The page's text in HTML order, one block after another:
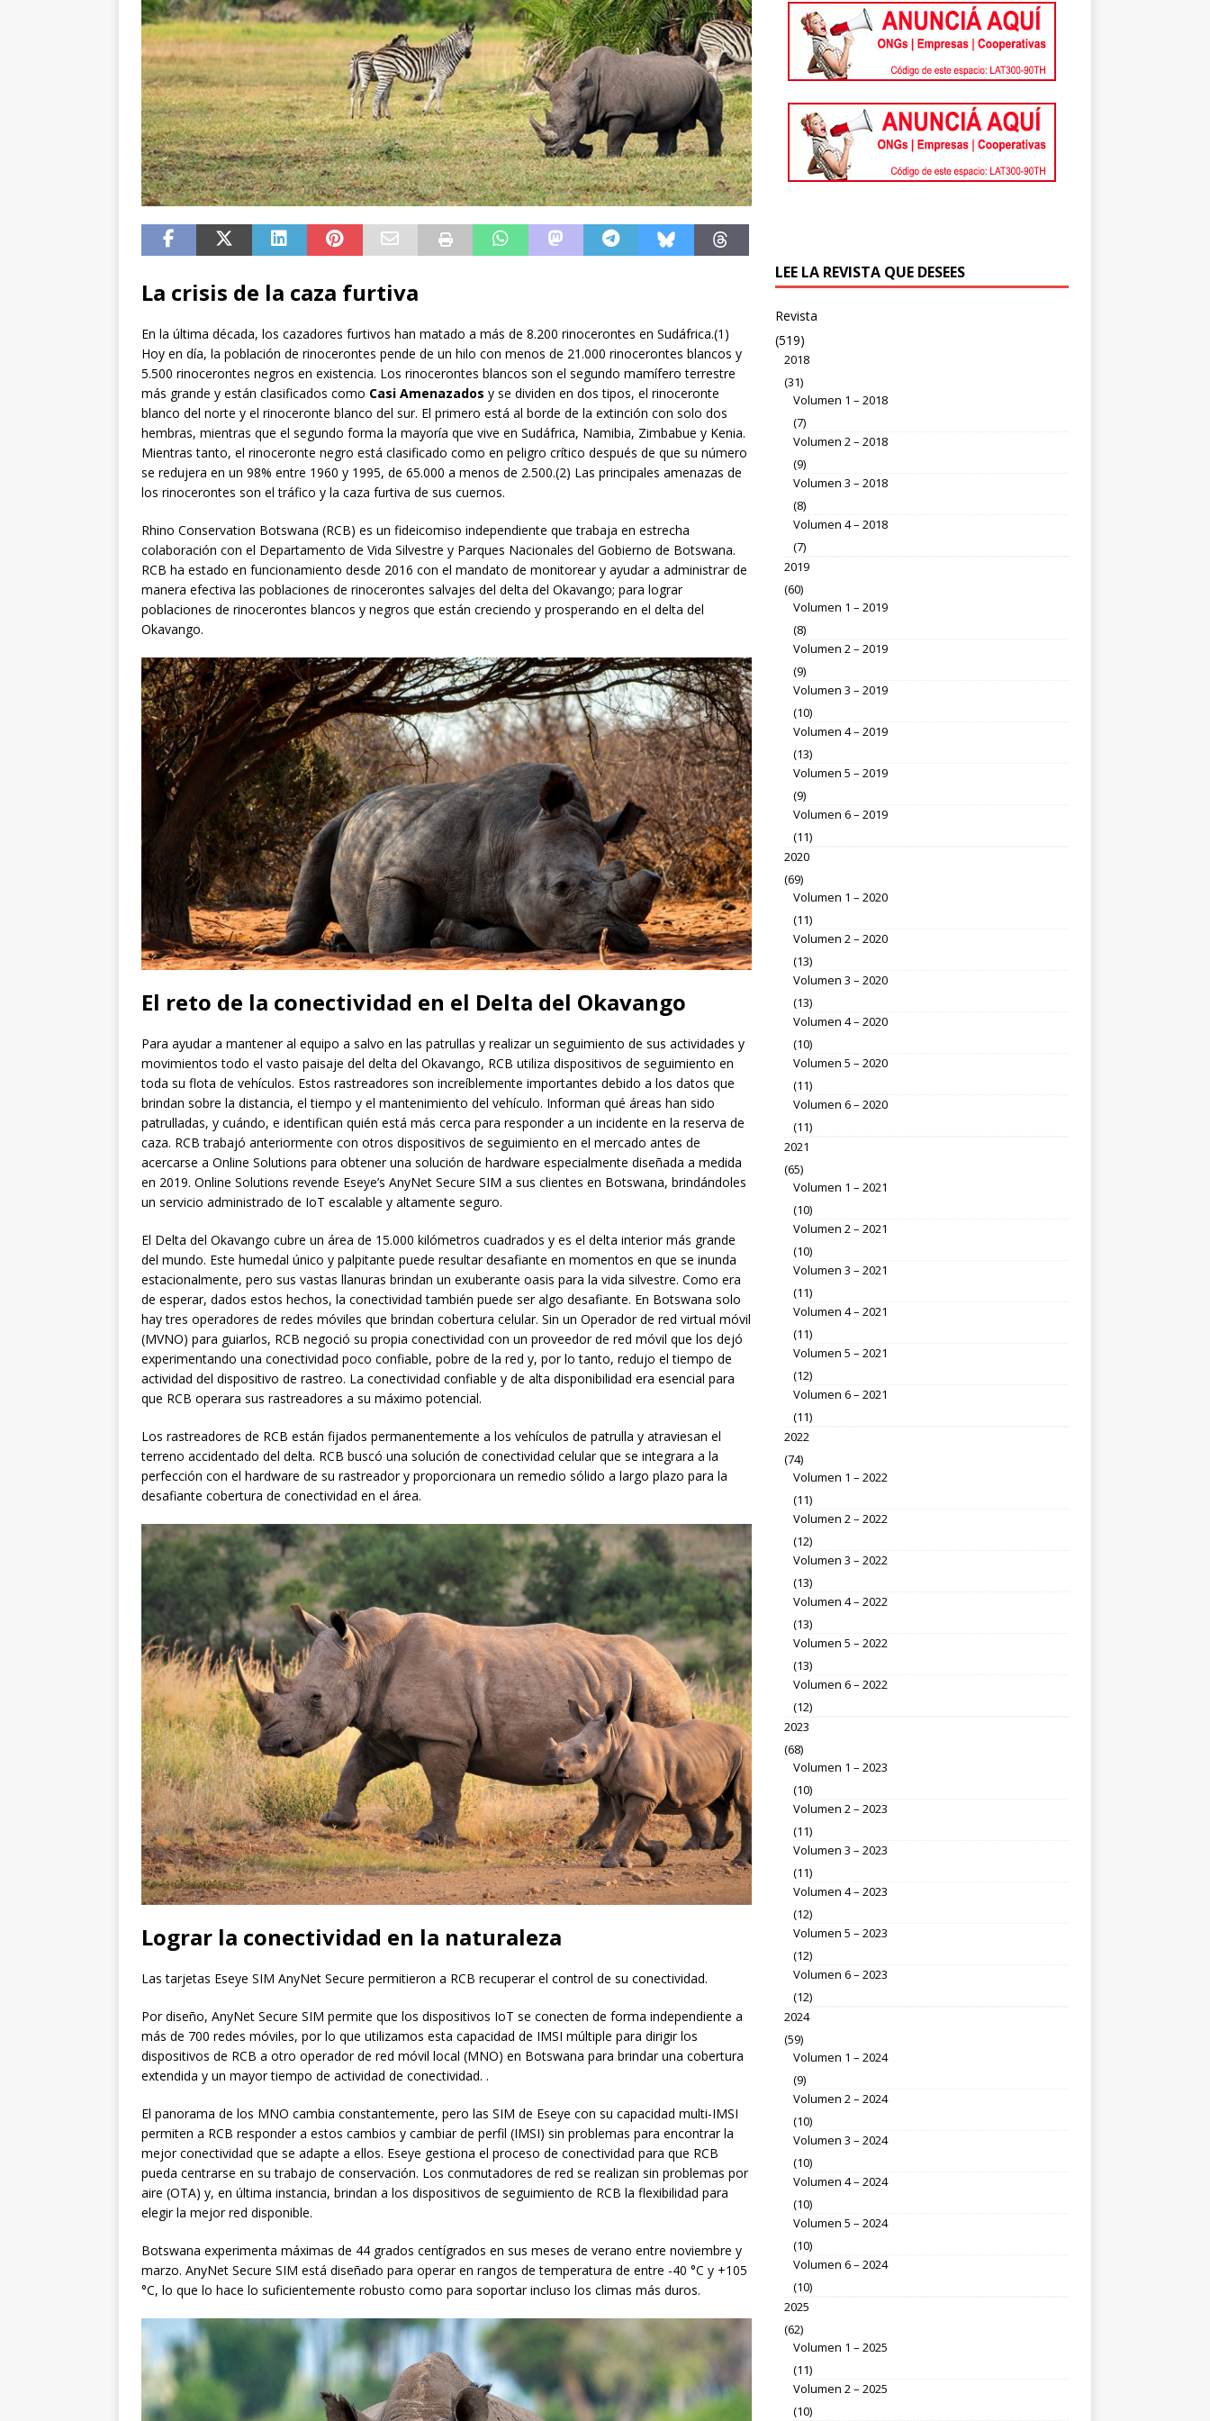
La crisis de la caza furtiva
En la última década, los cazadores furtivos han matado a más de 8.200 rinocerontes en Sudáfrica.(1)
Hoy en día, la población de rinocerontes pende de un hilo con menos de 21.000 rinocerontes blancos y
5.500 rinocerontes negros en existencia. Los rinocerontes blancos son el segundo mamífero terrestre
más grande y están clasificados como Casi Amenazados y se dividen en dos tipos, el rinoceronte
blanco del norte y el rinoceronte blanco del sur. El primero está al borde de la extinción con solo dos
hembras, mientras que el segundo forma la mayoría que vive en Sudáfrica, Namibia, Zimbabue y Kenia.
Mientras tanto, el rinoceronte negro está clasificado como en peligro crítico después de que su número
se redujera en un 98% entre 1960 y 1995, de 65.000 a menos de 2.500.(2) Las principales amenazas de
los rinocerontes son el tráfico y la caza furtiva de sus cuernos.
Rhino Conservation Botswana (RCB) es un fideicomiso independiente que trabaja en estrecha
colaboración con el Departamento de Vida Silvestre y Parques Nacionales del Gobierno de Botswana.
RCB ha estado en funcionamiento desde 2016 con el mandato de monitorear y ayudar a administrar de
manera efectiva las poblaciones de rinocerontes salvajes del delta del Okavango; para lograr
poblaciones de rinocerontes blancos y negros que están creciendo y prosperando en el delta del
Okavango.
El reto de la conectividad en el Delta del Okavango
Para ayudar a mantener al equipo a salvo en las patrullas y realizar un seguimiento de sus actividades y
movimientos todo el vasto paisaje del delta del Okavango, RCB utiliza dispositivos de seguimiento en
toda su flota de vehículos. Estos rastreadores son increíblemente importantes debido a los datos que
brindan sobre la distancia, el tiempo y el mantenimiento del vehículo. Informan qué áreas han sido
patrulladas, y cuándo, e identifican quién está más cerca para responder a un incidente en la reserva de
caza. RCB trabajó anteriormente con otros dispositivos de seguimiento en el mercado antes de
acercarse a Online Solutions para obtener una solución de hardware especialmente diseñada a medida
en 2019. Online Solutions revende Eseye’s AnyNet Secure SIM a sus clientes en Botswana, brindándoles
un servicio administrado de IoT escalable y altamente seguro.
El Delta del Okavango cubre un área de 15.000 kilómetros cuadrados y es el delta interior más grande
del mundo. Este humedal único y palpitante puede resultar desafiante en momentos en que se inunda
estacionalmente, pero sus vastas llanuras brindan un exuberante oasis para la vida silvestre. Como era
de esperar, dados estos hechos, la conectividad también puede ser algo desafiante. En Botswana solo
hay tres operadores de redes móviles que brindan cobertura celular. Sin un Operador de red virtual móvil
(MVNO) para guiarlos, RCB negoció su propia conectividad con un proveedor de red móvil que los dejó
experimentando una conectividad poco confiable, pobre de la red y, por lo tanto, redujo el tiempo de
actividad del dispositivo de rastreo. La conectividad confiable y de alta disponibilidad era esencial para
que RCB operara sus rastreadores a su máximo potencial.
Los rastreadores de RCB están fijados permanentemente a los vehículos de patrulla y atraviesan el
terreno accidentado del delta. RCB buscó una solución de conectividad celular que se integrara a la
perfección con el hardware de su rastreador y proporcionara un remedio sólido a largo plazo para la
desafiante cobertura de conectividad en el área.
Lograr la conectividad en la naturaleza
Las tarjetas Eseye SIM AnyNet Secure permitieron a RCB recuperar el control de su conectividad.
Por diseño, AnyNet Secure SIM permite que los dispositivos IoT se conecten de forma independiente a
más de 700 redes móviles, por lo que utilizamos esta capacidad de IMSI múltiple para dirigir los
dispositivos de RCB a otro operador de red móvil local (MNO) en Botswana para brindar una cobertura
extendida y un mayor tiempo de actividad de conectividad. .
El panorama de los MNO cambia constantemente, pero las SIM de Eseye con su capacidad multi-IMSI
permiten a RCB responder a estos cambios y cambiar de perfil (IMSI) sin problemas para encontrar la
mejor conectividad que se adapte a ellos. Eseye gestiona el proceso de conectividad para que RCB
pueda centrarse en su trabajo de conservación. Los conmutadores de red se realizan sin problemas por
aire (OTA) y, en última instancia, brindan a los dispositivos de seguimiento de RCB la flexibilidad para
elegir la mejor red disponible.
Botswana experimenta máximas de 44 grados centígrados en sus meses de verano entre noviembre y
marzo. AnyNet Secure SIM está diseñado para operar en rangos de temperatura de entre -40 °C y +105
°C, lo que lo hace lo suficientemente robusto como para soportar incluso los climas más duros.
LEE LA REVISTA QUE DESEES
Revista
(519)
2018
(31)
Volumen 1 – 2018
(7)
Volumen 2 – 2018
(9)
Volumen 3 – 2018
(8)
Volumen 4 – 2018
(7)
2019
(60)
Volumen 1 – 2019
(8)
Volumen 2 – 2019
(9)
Volumen 3 – 2019
(10)
Volumen 4 – 2019
(13)
Volumen 5 – 2019
(9)
Volumen 6 – 2019
(11)
2020
(69)
Volumen 1 – 2020
(11)
Volumen 2 – 2020
(13)
Volumen 3 – 2020
(13)
Volumen 4 – 2020
(10)
Volumen 5 – 2020
(11)
Volumen 6 – 2020
(11)
2021
(65)
Volumen 1 – 2021
(10)
Volumen 2 – 2021
(10)
Volumen 3 – 2021
(11)
Volumen 4 – 2021
(11)
Volumen 5 – 2021
(12)
Volumen 6 – 2021
(11)
2022
(74)
Volumen 1 – 2022
(11)
Volumen 2 – 2022
(12)
Volumen 3 – 2022
(13)
Volumen 4 – 2022
(13)
Volumen 5 – 2022
(13)
Volumen 6 – 2022
(12)
2023
(68)
Volumen 1 – 2023
(10)
Volumen 2 – 2023
(11)
Volumen 3 – 2023
(11)
Volumen 4 – 2023
(12)
Volumen 5 – 2023
(12)
Volumen 6 – 2023
(12)
2024
(59)
Volumen 1 – 2024
(9)
Volumen 2 – 2024
(10)
Volumen 3 – 2024
(10)
Volumen 4 – 2024
(10)
Volumen 5 – 2024
(10)
Volumen 6 – 2024
(10)
2025
(62)
Volumen 1 – 2025
(11)
Volumen 2 – 2025
(10)